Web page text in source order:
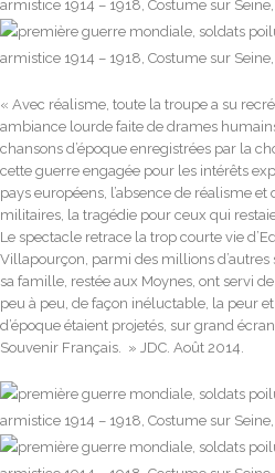
« Avec réalisme, toute la troupe a su
ambiance lourde faite de drames
chansons d’époque enregistrées par la
cette guerre engagée pour les intérêts
pays européens, l’absence de réalisme
militaires, la tragédie pour ceux qui
Le spectacle retrace la trop courte vie
Villapourçon, parmi des millions d’autres
sa famille, restée aux Moynes, ont servi
peu à peu, de façon inéluctable, la peur
d’époque étaient projetés, sur grand
Souvenir Français. » JDC. Août 2014.